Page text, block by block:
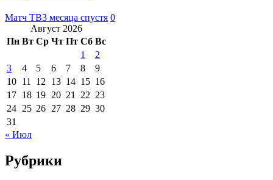
Матч ТВ3 месяца спустя 0
Август 2026
Пн Вт Ср Чт Пт Сб Вс
1
2
3
4 5 6 7 8
9
10 11 12 13 14 15 16
17 18 19 20 21 22 23
24 25 26 27 28 29 30
31
« Июл
Рубрики